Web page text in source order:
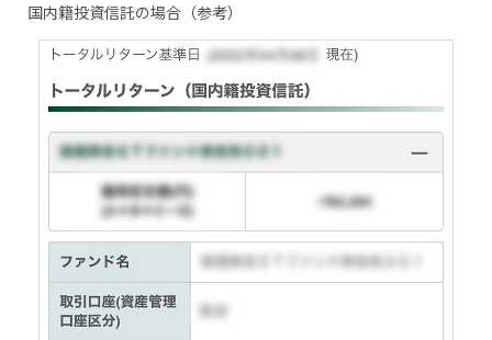
国内籍投資信託の場合（参考）